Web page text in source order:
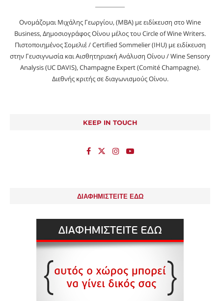
Ονομάζομαι Μιχάλης Γεωργίου, (MBA) με ειδίκευση στο Wine
Business, Δημοσιογράφος Οίνου μέλος του Circle of Wine Writers.
Πιστοποιημένος Σομελιέ / Certified Sommelier (IHU) με ειδίκευση
στην Γευσιγνωσία και Αισθητηριακή Ανάλυση Οίνου / Wine Sensory
Analysis (UC DAVIS), Champagne Expert (Comité Champagne).
Διεθνής κριτής σε διαγωνισμούς Οίνου.
KEEP IN TOUCH
ΔΙΑΦΗΜΙΣΤΕΙΤΕ ΕΔΩ